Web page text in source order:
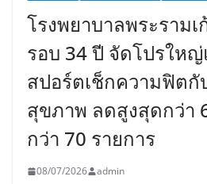
โรงพยาบาลพระราม
รอบ 34 ปี จัดโปรให
สปอร์ตเช็กความฟิตกั
สุขภาพ ลดสูงสุดกว่า
กว่า 70 รายการ
08/07/2026 admin